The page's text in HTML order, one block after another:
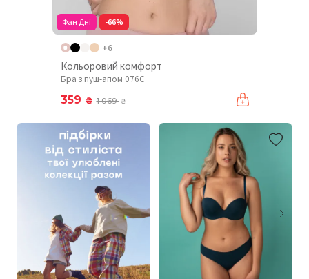
Фан Дні -66%
+6
Кольоровий комфорт
Бра з пуш-апом 076C
359 ₴ 1 069₴